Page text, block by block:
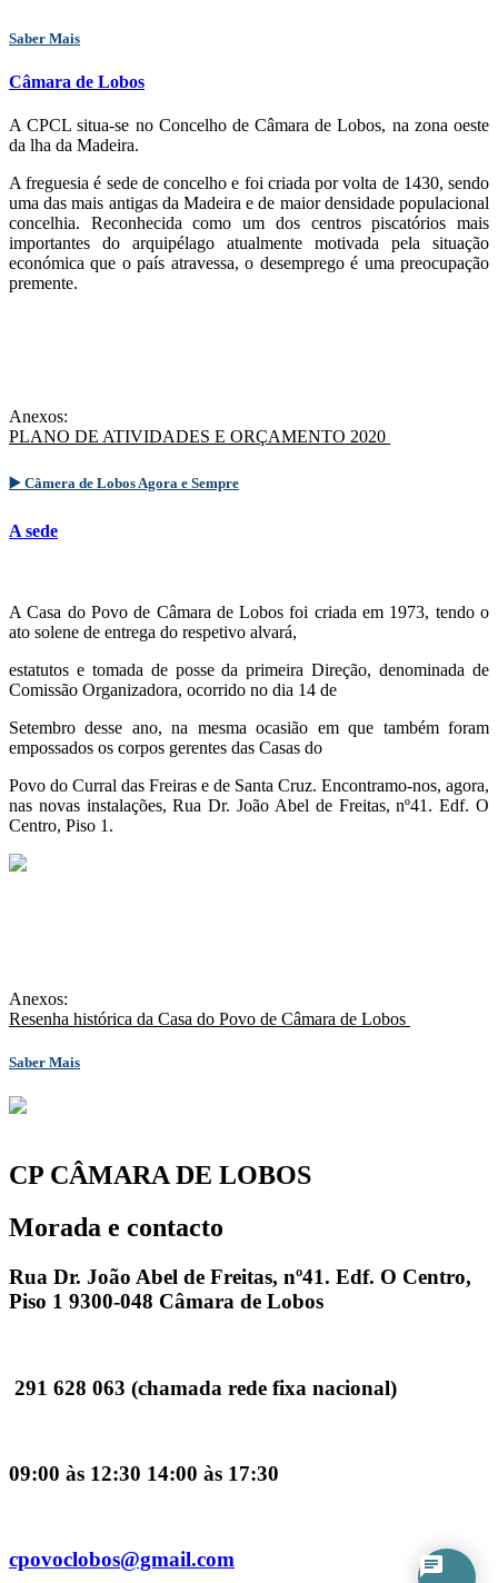
Saber Mais
Câmara de Lobos
A CPCL situa-se no Concelho de Câmara de Lobos, na zona oeste
da lha da Madeira.
A freguesia é sede de concelho e foi criada por volta de 1430, sendo
uma das mais antigas da Madeira e de maior densidade populacional
concelhia. Reconhecida como um dos centros piscatórios mais
importantes do arquipélago atualmente motivada pela situação
económica que o país atravessa, o desemprego é uma preocupação
premente.
Anexos:
PLANO DE ATIVIDADES E ORÇAMENTO 2020
▶️ Câmera de Lobos Agora e Sempre
A sede
A Casa do Povo de Câmara de Lobos foi criada em 1973, tendo o
ato solene de entrega do respetivo alvará,
estatutos e tomada de posse da primeira Direção, denominada de
Comissão Organizadora, ocorrido no dia 14 de
Setembro desse ano, na mesma ocasião em que também foram
empossados os corpos gerentes das Casas do
Povo do Curral das Freiras e de Santa Cruz. Encontramo-nos, agora,
nas novas instalações, Rua Dr. João Abel de Freitas, nº41. Edf. O
Centro, Piso 1.
Anexos:
Resenha histórica da Casa do Povo de Câmara de Lobos
Saber Mais
CP CÂMARA DE LOBOS
Morada e contacto
Rua Dr. João Abel de Freitas, nº41. Edf. O Centro,
Piso 1 9300-048 Câmara de Lobos
291 628 063 (chamada rede fixa nacional)
09:00 às 12:30 14:00 às 17:30
cpovoclobos@gmail.com